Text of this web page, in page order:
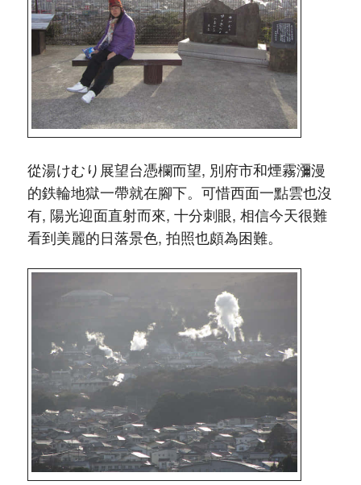
從湯けむり展望台憑欄而望, 別府市和煙霧瀰漫
的鉄輪地獄一帶就在腳下。可惜西面一點雲也沒
有, 陽光迎面直射而來, 十分刺眼, 相信今天很難
看到美麗的日落景色, 拍照也頗為困難。